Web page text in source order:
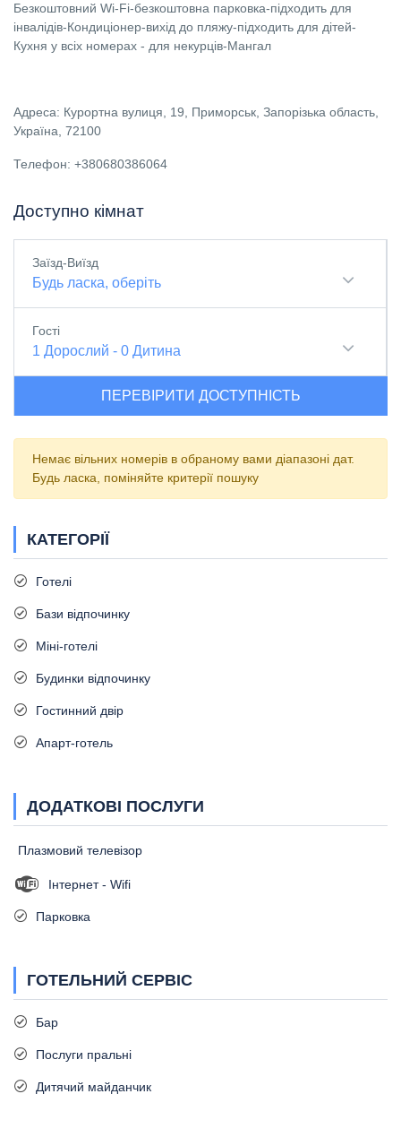
Безкоштовний Wi-Fi-безкоштовна парковка-підходить для
інвалідів-Кондиціонер-вихід до пляжу-підходить для дітей-
Кухня у всіх номерах - для некурців-Мангал
Адреса: Курортна вулиця, 19, Приморськ, Запорізька область,
Україна, 72100
Телефон: +380680386064
Доступно кімнат
Заїзд-Виїзд
Будь ласка, оберіть
Гості
1 Дорослий - 0 Дитина
ПЕРЕВІРИТИ ДОСТУПНІСТЬ
Немає вільних номерів в обраному вами діапазоні дат.
Будь ласка, поміняйте критерії пошуку
КАТЕГОРІЇ
Готелі
Бази відпочинку
Міні-готелі
Будинки відпочинку
Гостинний двір
Апарт-готель
ДОДАТКОВІ ПОСЛУГИ
Плазмовий телевізор
Інтернет - Wifi
Парковка
ГОТЕЛЬНИЙ СЕРВІС
Бар
Послуги пральні
Дитячий майданчик